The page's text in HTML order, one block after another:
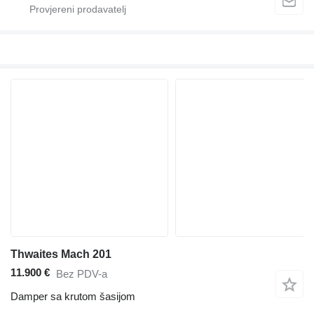
Thwaites Mach 201
11.900 € Bez PDV-a
Damper sa krutom šasijom